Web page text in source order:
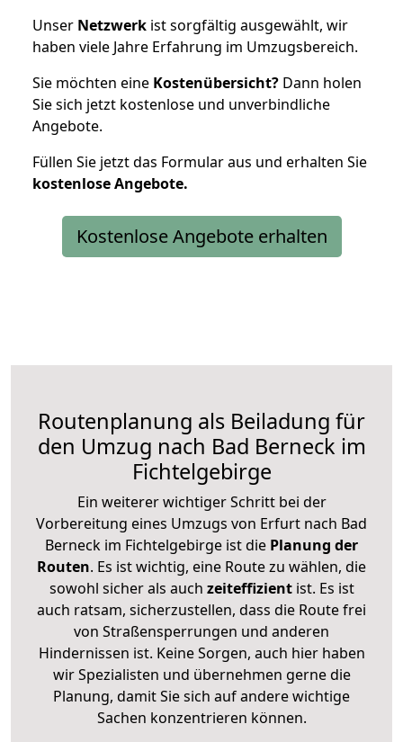
Unser Netzwerk ist sorgfältig ausgewählt, wir
haben viele Jahre Erfahrung im Umzugsbereich.
Sie möchten eine Kostenübersicht? Dann holen
Sie sich jetzt kostenlose und unverbindliche
Angebote.
Füllen Sie jetzt das Formular aus und erhalten Sie
kostenloseAngebote.
Kostenlose Angebote erhalten
Routenplanung als Beiladung für
den Umzug nach Bad Berneck im
Fichtelgebirge
Ein weiterer wichtiger Schritt bei der
Vorbereitung eines Umzugs von Erfurt nach Bad
Berneck im Fichtelgebirge ist die Planung der
Routen. Es ist wichtig, eine Route zu wählen, die
sowohl sicher als auch zeiteffizientist. Es ist
auch ratsam, sicherzustellen, dass die Route frei
von Straßensperrungen und anderen
Hindernissen ist. Keine Sorgen, auch hier haben
wir Spezialisten und übernehmen gerne die
Planung, damit Sie sich auf andere wichtige
Sachen konzentrieren können.